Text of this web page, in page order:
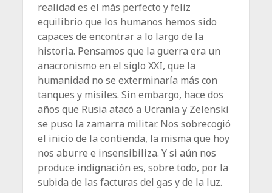
realidad es el más perfecto y feliz
equilibrio que los humanos hemos sido
capaces de encontrar a lo largo de la
historia. Pensamos que la guerra era un
anacronismo en el siglo XXI, que la
humanidad no se exterminaría más con
tanques y misiles. Sin embargo, hace dos
años que Rusia atacó a Ucrania y Zelenski
se puso la zamarra militar. Nos sobrecogió
el inicio de la contienda, la misma que hoy
nos aburre e insensibiliza. Y si aún nos
produce indignación es, sobre todo, por la
subida de las facturas del gas y de la luz.